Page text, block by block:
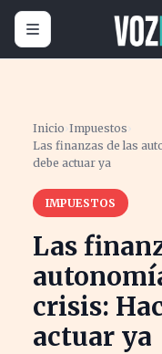
Inicio ›Impuestos ›
Las finanzas de las
debe actuar ya
IMPUESTOS
Las
crisis:
actuar ya